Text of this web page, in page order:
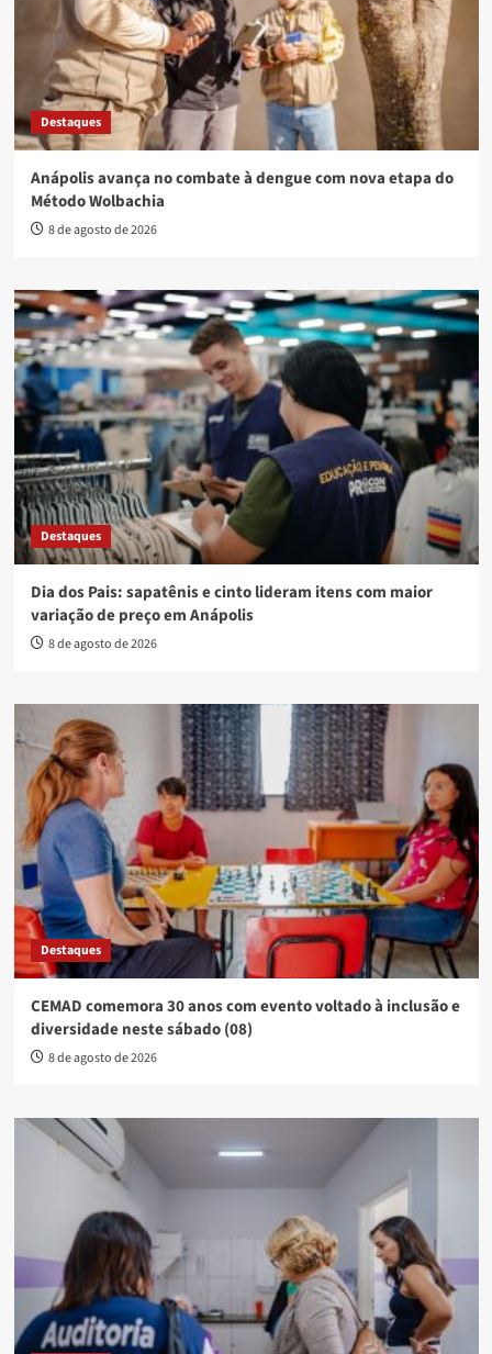
Destaques
Anápolis avança no combate à dengue com nova etapa do
Método Wolbachia
8 de agosto de 2026
Destaques
Dia dos Pais: sapatênis e cinto lideram itens com maior
variação de preço em Anápolis
8 de agosto de 2026
Destaques
CEMAD comemora 30 anos com evento voltado à inclusão e
diversidade neste sábado (08)
8 de agosto de 2026